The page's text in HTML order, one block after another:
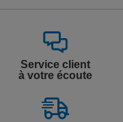
Service client
à votre écoute